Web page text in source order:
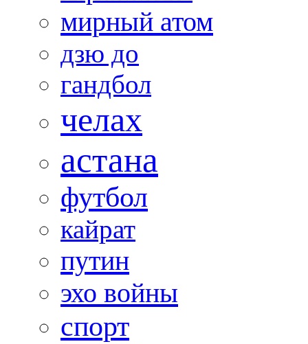
мирный атом
дзю до
гандбол
челах
астана
футбол
кайрат
путин
эхо войны
спорт